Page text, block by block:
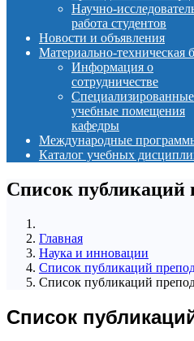
Научно-
работа студентов
Новости и объявления
Материально-техническая
Информация о
сотрудничестве
Специализированные
учебные помещения
кафедры
Международные
Каталог учебных
Список публикаций
Главная
Наука и инновации
Список публикаций
Список публикаций
Список